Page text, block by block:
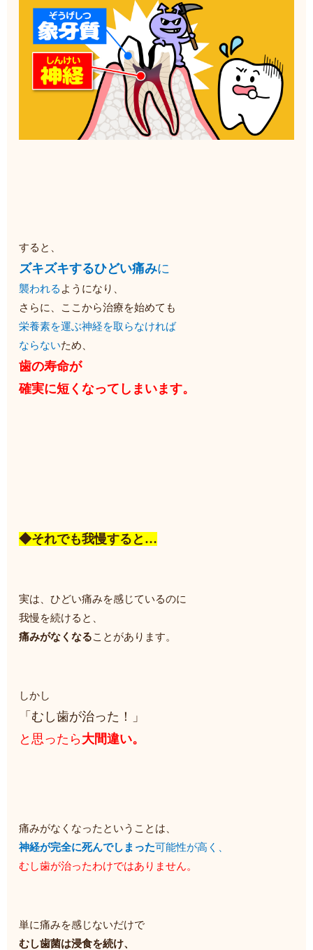
すると、
ズキズキするひどい痛みに
襲われる ようになり、
さらに、ここから治療を始めても
栄養素を運ぶ神経を取らなければ
ならないため、
歯の寿命が
確実に短くなってしまいます。
◆それでも我慢すると…
実は、ひどい痛みを感じているのに
我慢を続けると、
痛みがなくなることがあります。
しかし
「むし歯が治った！」
と思ったら大間違い。
痛みがなくなったということは、
神経が完全に死んでしまった可能性が高く、
むし歯が治ったわけではありません。
単に痛みを感じないだけで
むし歯菌は浸食を続け、